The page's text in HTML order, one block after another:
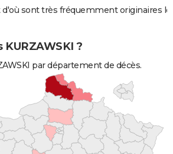
sont très fréquemment originaires
?
par département de décès.